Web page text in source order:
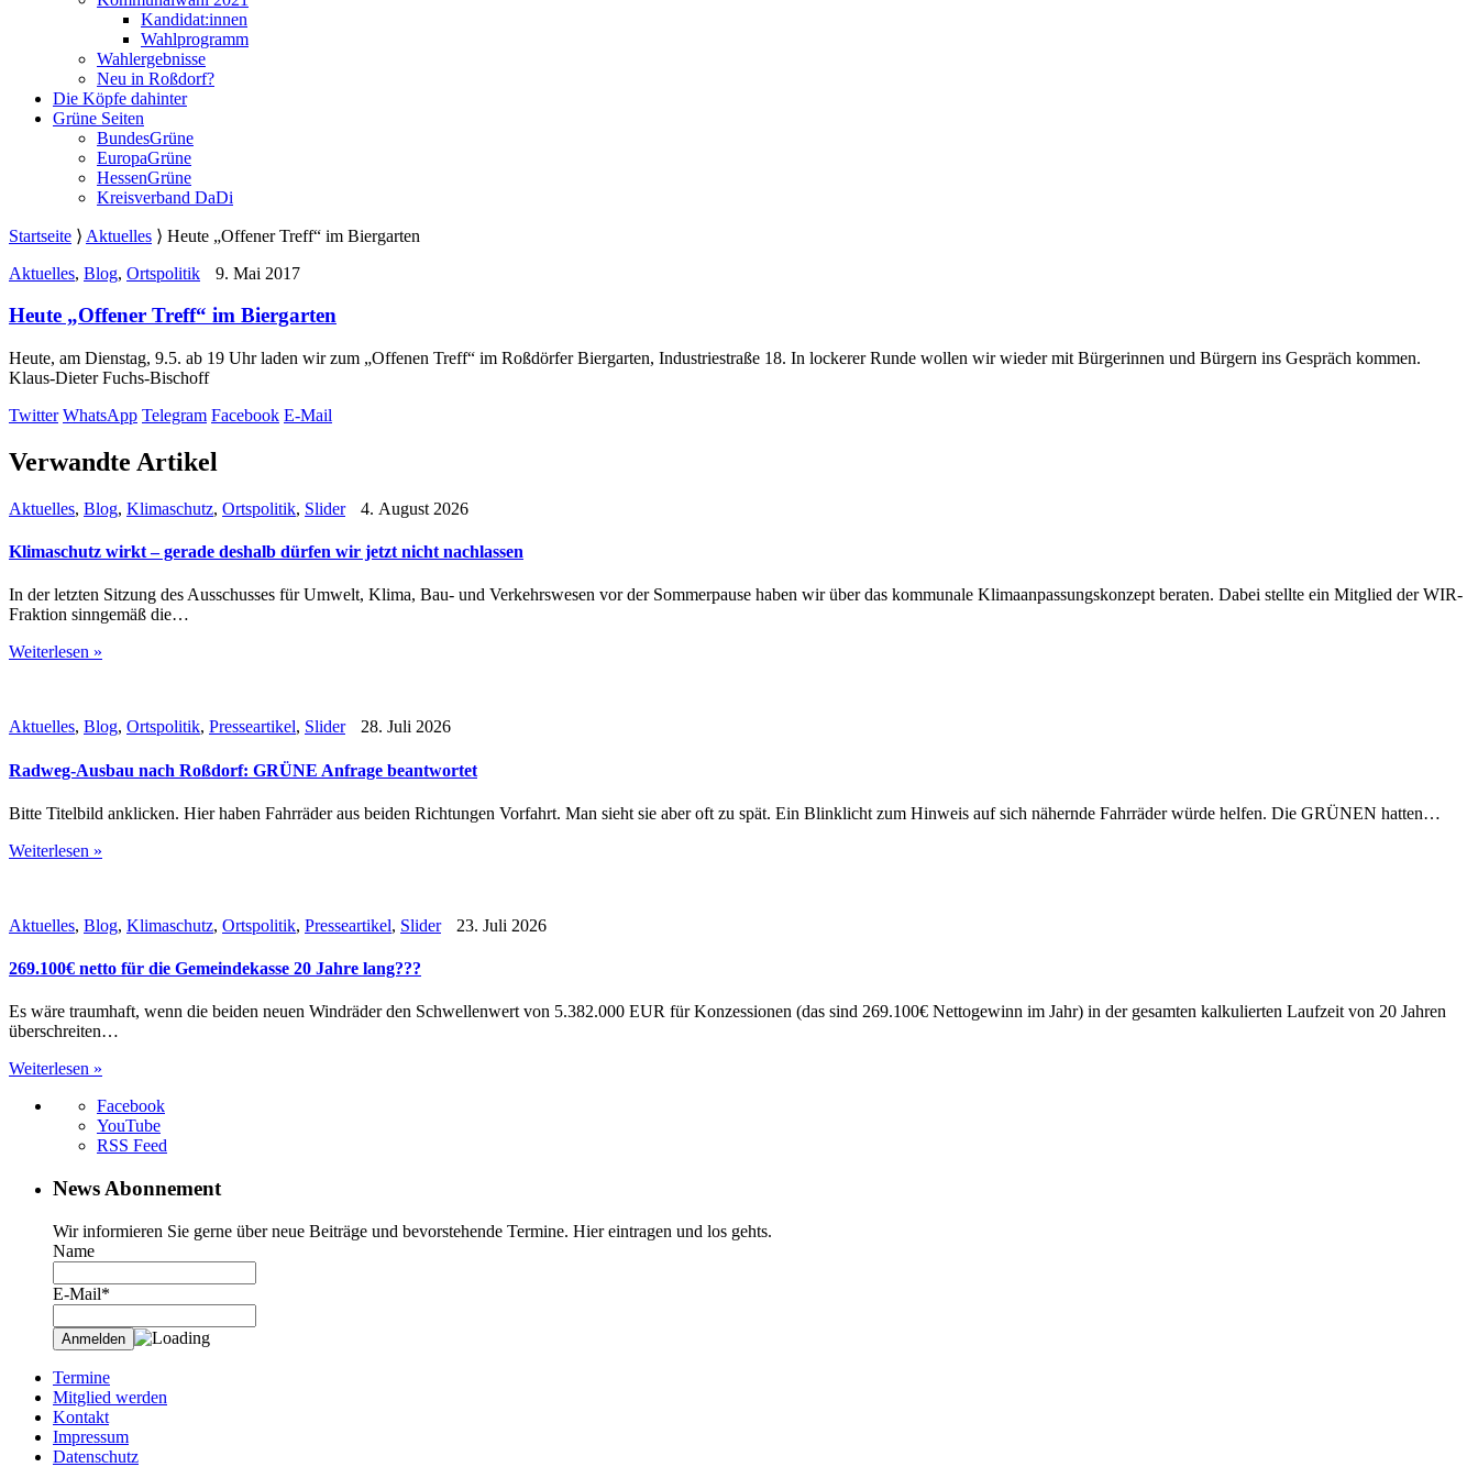
Kandidat:innen
Wahlprogramm
Wahlergebnisse
Neu in Roßdorf?
Die Köpfe dahinter
Grüne Seiten
BundesGrüne
EuropaGrüne
HessenGrüne
Kreisverband DaDi
Startseite ⟩ Aktuelles ⟩ Heute „Offener Treff“ im Biergarten
Aktuelles, Blog, Ortspolitik 9. Mai 2017
Heute „Offener Treff“ im Biergarten
Heute, am Dienstag, 9.5. ab 19 Uhr laden wir zum „Offenen Treff“ im Roßdörfer Biergarten, Industriestraße 18. In lockerer Runde wollen wir wieder mit Bürgerinnen und Bürgern ins Gespräch kommen.
Klaus-Dieter Fuchs-Bischoff
Twitter WhatsApp Telegram Facebook E-Mail
Verwandte Artikel
Aktuelles, Blog, Klimaschutz, Ortspolitik, Slider 4. August 2026
Klimaschutz wirkt – gerade deshalb dürfen wir jetzt nicht nachlassen
In der letzten Sitzung des Ausschusses für Umwelt, Klima, Bau- und Verkehrswesen vor der Sommerpause haben wir über das kommunale Klimaanpassungskonzept beraten. Dabei stellte ein Mitglied der WIR-
Fraktion sinngemäß die…
Weiterlesen »
Aktuelles, Blog, Ortspolitik, Presseartikel, Slider 28. Juli 2026
Radweg-Ausbau nach Roßdorf: GRÜNE Anfrage beantwortet
Bitte Titelbild anklicken. Hier haben Fahrräder aus beiden Richtungen Vorfahrt. Man sieht sie aber oft zu spät. Ein Blinklicht zum Hinweis auf sich nähernde Fahrräder würde helfen. Die GRÜNEN hatten…
Weiterlesen »
Aktuelles, Blog, Klimaschutz, Ortspolitik, Presseartikel, Slider 23. Juli 2026
269.100€ netto für die Gemeindekasse 20 Jahre lang???
Es wäre traumhaft, wenn die beiden neuen Windräder den Schwellenwert von 5.382.000 EUR für Konzessionen (das sind 269.100€ Nettogewinn im Jahr) in der gesamten kalkulierten Laufzeit von 20 Jahren
überschreiten…
Weiterlesen »
Facebook
YouTube
RSS Feed
News Abonnement
Wir informieren Sie gerne über neue Beiträge und bevorstehende Termine. Hier eintragen und los gehts.
Name
E-Mail*
Termine
Mitglied werden
Kontakt
Impressum
Datenschutz